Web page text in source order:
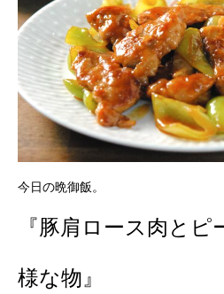
今日の晩御飯。
『豚肩ロース肉と
様な物』